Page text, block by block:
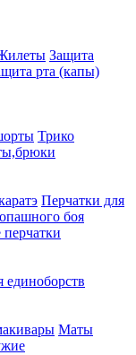
Защита
рта (капы)
Трико
Перчатки для
боя
единоборств
Маты